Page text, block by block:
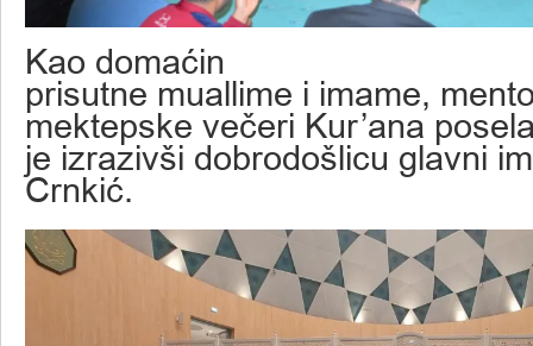
Kao domaćin
prisutne muallime i imame,
mektepske večeri Kur’ana
je izrazivši dobrodošlicu glavni
Crnkić.